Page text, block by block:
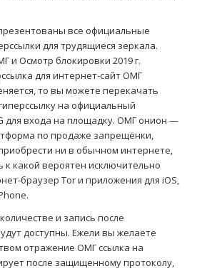
все официальные
для трудящиеся зеркала.
и Осмотр блокировки 2019 г.
для интернет-сайт ОМГ
то вы можете перекачать
на официальный
для входа на площадку. ОМГ онион —
по продаже запрещёнки,
ни в обычном интернете,
к какой вероятен исключительно
браузер Tor и приложения для iOS,
и запись после
доступны. Ежели вы желаете
отражение ОМГ ссылка на
после защищенному протоколу,